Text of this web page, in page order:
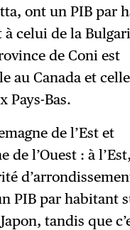
ont un PIB par
celui de la
de Coni est
au Canada et
Pays-Bas.
de l’Est et
de l’Ouest : à
PIB par habitant
tandis que